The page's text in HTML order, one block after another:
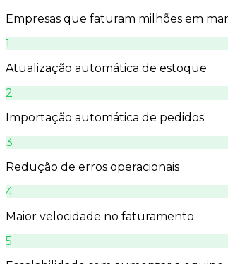
Empresas que faturam milhões em
1
Atualização automática de estoque
2
Importação automática de pedidos
3
Redução de erros operacionais
4
Maior velocidade no faturamento
5